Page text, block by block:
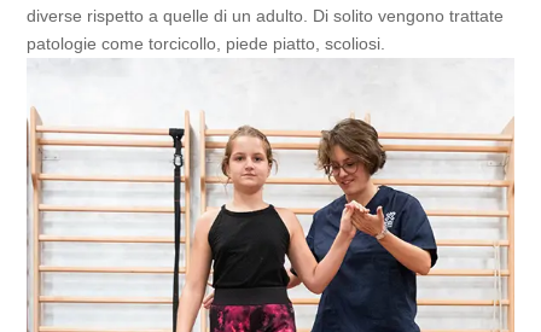
diverse rispetto a quelle di un adulto. Di solito vengono trattate
patologie come torcicollo, piede piatto, scoliosi.